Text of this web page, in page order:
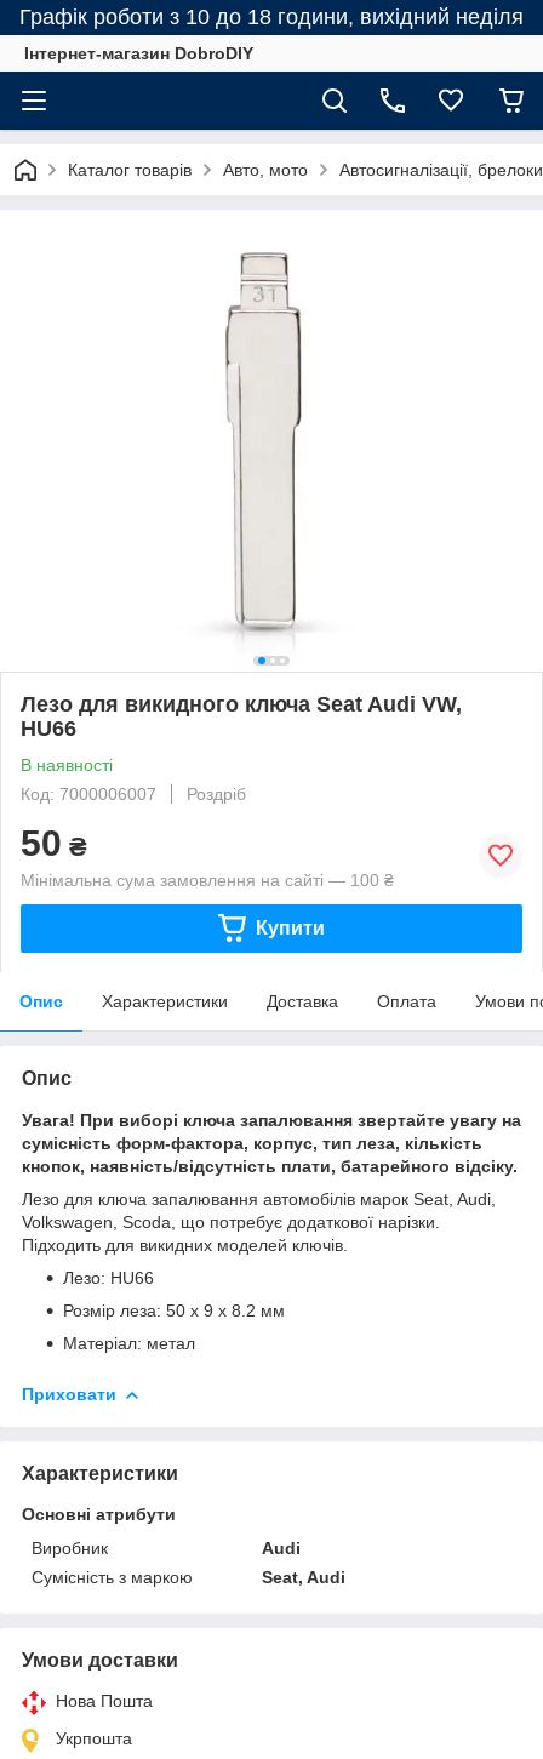
Графік роботи з 10 до 18 години, вихідний неділя
Інтернет-магазин DobroDIY
Каталог товарів Авто, мото Автосигналізації,
Лезо для викидного ключа Seat Audi VW,
HU66
В наявності
Код: 7000006007
Роздріб
50 ₴
Мінімальна сума замовлення на сайті — 100 ₴
Купити
Опис Характеристики Доставка Оплата Умови
Опис
Увага! При виборі ключа запалювання звертайте увагу на
сумісність форм-фактора, корпус, тип леза, кількість
кнопок, наявність/відсутність плати, батарейного відсіку.
Лезо для ключа запалювання автомобілів марок Seat, Audi,
Volkswagen, Scoda, що потребує додаткової нарізки.
Підходить для викидних моделей ключів.
Лезо: HU66
Розмір леза: 50 х 9 х 8.2 мм
Матеріал: метал
Приховати
Характеристики
Основні атрибути
Виробник
Audi
Сумісність з маркою
Seat, Audi
Умови доставки
Нова Пошта
Укрпошта